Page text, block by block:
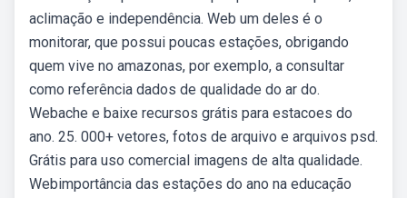
aclimação e independência. Web️ um deles é o
monitorar, que possui poucas estações, obrigando
quem vive no amazonas, por exemplo, a consultar
como referência dados de qualidade do ar do.
Webache e baixe recursos grátis para estacoes do
ano. 25. 000+ vetores, fotos de arquivo e arquivos psd.
Grátis para uso comercial imagens de alta qualidade.
Webimportância das estações do ano na educação